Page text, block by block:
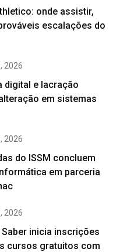
onde assistir,
escalações do
2026
digital e lacração
em sistemas
2026
do ISSM concluem
em parceria
2026
Saber inicia inscrições
cursos gratuitos com